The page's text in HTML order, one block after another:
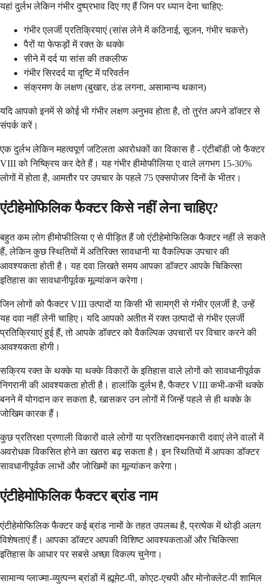
यहां दुर्लभ लेकिन गंभीर दुष्प्रभाव दिए गए हैं जिन पर ध्यान देना चाहिए:
गंभीर एलर्जी प्रतिक्रियाएं (सांस लेने में कठिनाई, सूजन, गंभीर चकत्ते)
पैरों या फेफड़ों में रक्त के थक्के
सीने में दर्द या सांस की तकलीफ
गंभीर सिरदर्द या दृष्टि में परिवर्तन
संक्रमण के लक्षण (बुखार, ठंड लगना, असामान्य थकान)
यदि आपको इनमें से कोई भी गंभीर लक्षण अनुभव होता है, तो तुरंत अपने डॉक्टर से
संपर्क करें।
एक दुर्लभ लेकिन महत्वपूर्ण जटिलता अवरोधकों का विकास है - एंटीबॉडी जो फैक्टर
VIII को निष्क्रिय कर देते हैं। यह गंभीर हीमोफीलिया ए वाले लगभग 15-30%
लोगों में होता है, आमतौर पर उपचार के पहले 75 एक्सपोजर दिनों के भीतर।
एंटीहेमोफिलिक फैक्टर किसे नहीं लेना चाहिए?
बहुत कम लोग हीमोफीलिया ए से पीड़ित हैं जो एंटीहेमोफिलिक फैक्टर नहीं ले सकते
हैं, लेकिन कुछ स्थितियों में अतिरिक्त सावधानी या वैकल्पिक उपचार की
आवश्यकता होती है। यह दवा लिखते समय आपका डॉक्टर आपके चिकित्सा
इतिहास का सावधानीपूर्वक मूल्यांकन करेगा।
जिन लोगों को फैक्टर VIII उत्पादों या किसी भी सामग्री से गंभीर एलर्जी है, उन्हें
यह दवा नहीं लेनी चाहिए। यदि आपको अतीत में रक्त उत्पादों से गंभीर एलर्जी
प्रतिक्रियाएं हुई हैं, तो आपके डॉक्टर को वैकल्पिक उपचारों पर विचार करने की
आवश्यकता होगी।
सक्रिय रक्त के थक्के या थक्के विकारों के इतिहास वाले लोगों को सावधानीपूर्वक
निगरानी की आवश्यकता होती है। हालांकि दुर्लभ है, फैक्टर VIII कभी-कभी थक्के
बनने में योगदान कर सकता है, खासकर उन लोगों में जिन्हें पहले से ही थक्के के
जोखिम कारक हैं।
कुछ प्रतिरक्षा प्रणाली विकारों वाले लोगों या प्रतिरक्षादमनकारी दवाएं लेने वालों में
अवरोधक विकसित होने का खतरा बढ़ सकता है। इन स्थितियों में आपका डॉक्टर
सावधानीपूर्वक लाभों और जोखिमों का मूल्यांकन करेगा।
एंटीहेमोफिलिक फैक्टर ब्रांड नाम
एंटीहेमोफिलिक फैक्टर कई ब्रांड नामों के तहत उपलब्ध है, प्रत्येक में थोड़ी अलग
विशेषताएं हैं। आपका डॉक्टर आपकी विशिष्ट आवश्यकताओं और चिकित्सा
इतिहास के आधार पर सबसे अच्छा विकल्प चुनेगा।
सामान्य प्लाज्मा-व्युत्पन्न ब्रांडों में ह्यूमेट-पी, कोएट-एचपी और मोनोक्लेट-पी शामिल